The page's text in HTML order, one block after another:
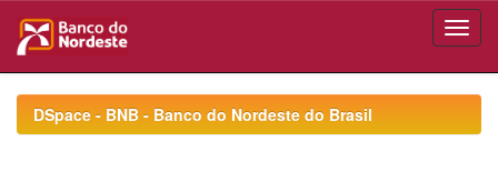
navigationDSpace - BNB - Banco do Nordeste do Brasil